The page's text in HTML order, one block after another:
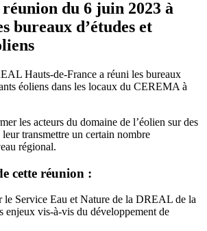
du 6 juin 2023 à
bureaux d’études et
Hauts-de-France a réuni les bureaux
éoliens dans les locaux du CEREMA à
les acteurs du domaine de l’éolien sur des
leur transmettre un certain nombre
régional.
cette réunion :
le Service Eau et Nature de la DREAL de la
enjeux vis-à-vis du développement de